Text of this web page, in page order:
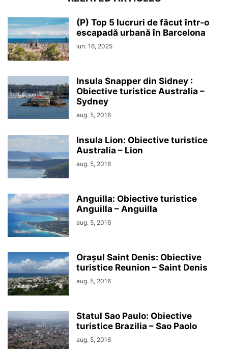
(P) Top 5 lucruri de făcut într-o
escapadă urbană în Barcelona
iun. 16, 2025
Insula Snapper din Sidney :
Obiective turistice Australia –
Sydney
aug. 5, 2016
Insula Lion: Obiective turistice
Australia – Lion
aug. 5, 2016
Anguilla: Obiective turistice
Anguilla – Anguilla
aug. 5, 2016
Orașul Saint Denis: Obiective
turistice Reunion – Saint Denis
aug. 5, 2016
Statul Sao Paulo: Obiective
turistice Brazilia – Sao Paolo
aug. 5, 2016